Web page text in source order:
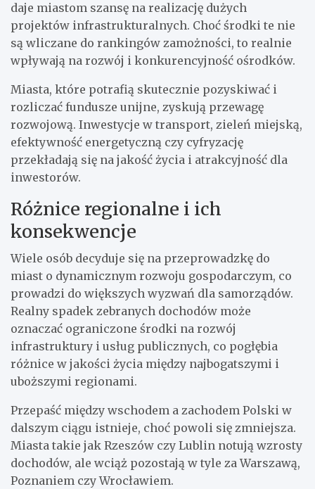
daje miastom szansę na realizację dużych
projektów infrastrukturalnych. Choć środki te nie
są wliczane do rankingów zamożności, to realnie
wpływają na rozwój i konkurencyjność ośrodków.
Miasta, które potrafią skutecznie pozyskiwać i
rozliczać fundusze unijne, zyskują przewagę
rozwojową. Inwestycje w transport, zieleń miejską,
efektywność energetyczną czy cyfryzację
przekładają się na jakość życia i atrakcyjność dla
inwestorów.
Różnice regionalne i ich
konsekwencje
Wiele osób decyduje się na przeprowadzkę do
miast o dynamicznym rozwoju gospodarczym, co
prowadzi do większych wyzwań dla samorządów.
Realny spadek zebranych dochodów może
oznaczać ograniczone środki na rozwój
infrastruktury i usług publicznych, co pogłębia
różnice w jakości życia między najbogatszymi i
uboższymi regionami.
Przepaść między wschodem a zachodem Polski w
dalszym ciągu istnieje, choć powoli się zmniejsza.
Miasta takie jak Rzeszów czy Lublin notują wzrosty
dochodów, ale wciąż pozostają w tyle za Warszawą,
Poznaniem czy Wrocławiem.